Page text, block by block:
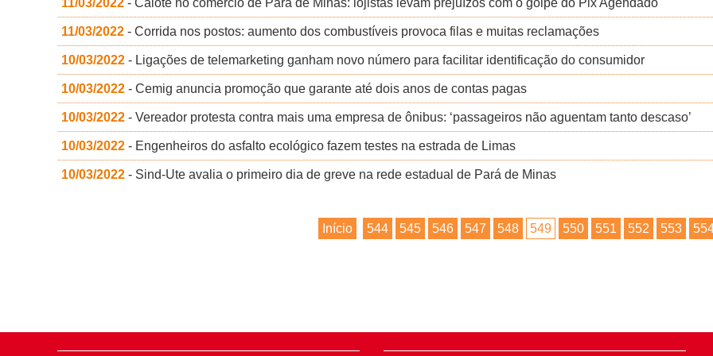
11/03/2022 - Calote no comércio de Pará de Minas: lojistas levam prejuízos com o golpe do Pix Agendado
11/03/2022 - Corrida nos postos: aumento dos combustíveis provoca filas e muitas reclamações
10/03/2022 - Ligações de telemarketing ganham novo número para facilitar identificação do consumidor
10/03/2022 - Cemig anuncia promoção que garante até dois anos de contas pagas
10/03/2022 - Vereador protesta contra mais uma empresa de ônibus: ‘passageiros não aguentam tanto descaso’
10/03/2022 - Engenheiros do asfalto ecológico fazem testes na estrada de Limas
10/03/2022 - Sind-Ute avalia o primeiro dia de greve na rede estadual de Pará de Minas
Início 544 545 546 547 548 549 550 551 552 553